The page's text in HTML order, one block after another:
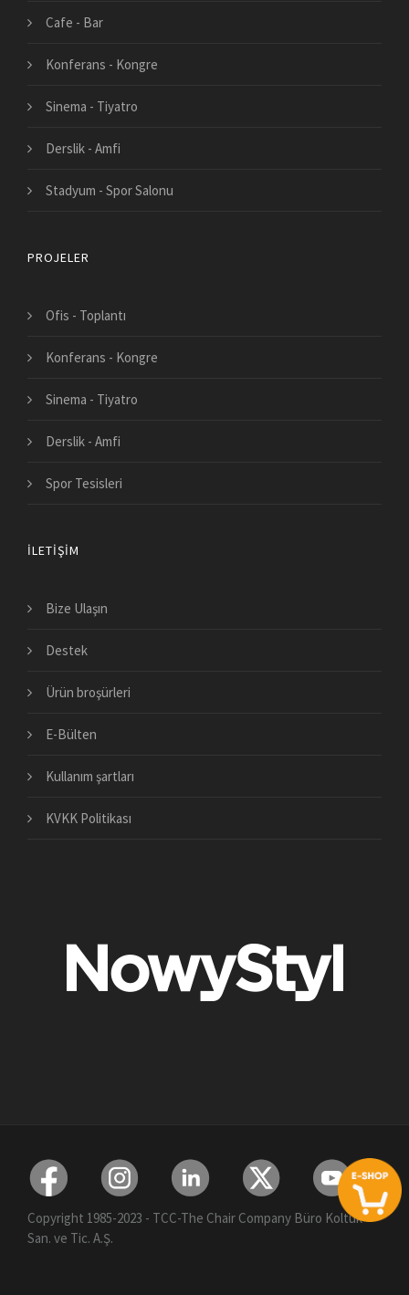
Cafe - Bar
Konferans - Kongre
Sinema - Tiyatro
Derslik - Amfi
Stadyum - Spor Salonu
PROJELER
Ofis - Toplantı
Konferans - Kongre
Sinema - Tiyatro
Derslik - Amfi
Spor Tesisleri
İLETIŞIM
Bize Ulaşın
Destek
Ürün broşürleri
E-Bülten
Kullanım şartları
KVKK Politikası
Copyright 1985-2023 - TCC-The Chair Company Büro Koltuk
San. ve Tic. A.Ş.